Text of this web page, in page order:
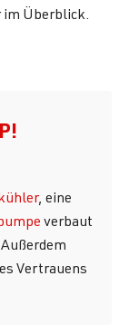
Überblick.
, eine
verbaut
Vertrauens